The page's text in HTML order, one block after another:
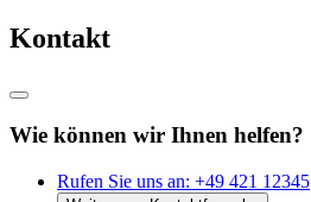
Kontakt
Wie können wir Ihnen helfen?
Rufen Sie uns an: +49 421 12345